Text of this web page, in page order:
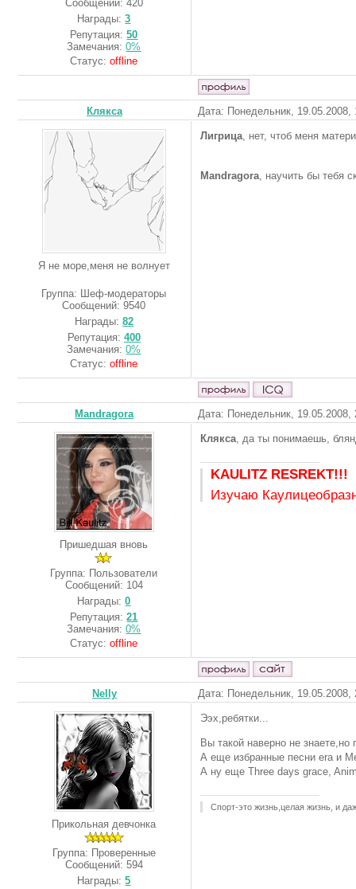
Сообщений: 420
Награды:3
Репутация:50
Замечания:0%
Статус:offline
Клякса Дата: Понедельник,
Я не море,меня не волнует
Группа: Шеф-модераторы
Сообщений:9540
Награды: 82
Репутация: 400
Замечания:0%
Статус:offline
Лигрица, нет, чтоб меня
Mandragora , научить бы тебя
Mandragora Дата: Понедельник,
Пришедшая вновь
Группа: Пользователи
Сообщений: 104
Награды:0
Репутация:21
Замечания:0%
Статус:offline
Клякса, да ты понимаешь,
KAULITZ RESREKT!!!
Изучаю
Nelly Дата: Понедельник,
Прикольная девчонка
Группа: Проверенные
Сообщений: 594
Награды:5
Ээх,ребятки...
Вы такой наверно не знаете,но
А еще избранные песни era и
А ну еще Three days grace,
Спорт-это жизнь,целая жизнь, и